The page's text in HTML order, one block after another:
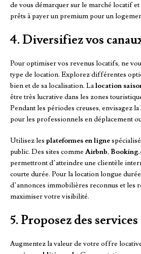
de vous démarquer sur le marché locatif
prêts à payer un premium pour un
4. Diversifiez vos
Pour optimiser vos revenus locatifs, ne
type de location. Explorez différentes
bien et de sa localisation. Lalocation
être très lucrative dans les zones
Pendant les périodes creuses, envisagez la
pour les professionnels en déplacement
Utilisez les plateformes en ligne
public. Des sites comme Airbnb,
permettront d’atteindre une clientèle
courte durée. Pour la location longue
d’annonces immobilières reconnus et les
maximiser votre visibilité.
5. Proposez des
Augmentez la valeur de votre offre